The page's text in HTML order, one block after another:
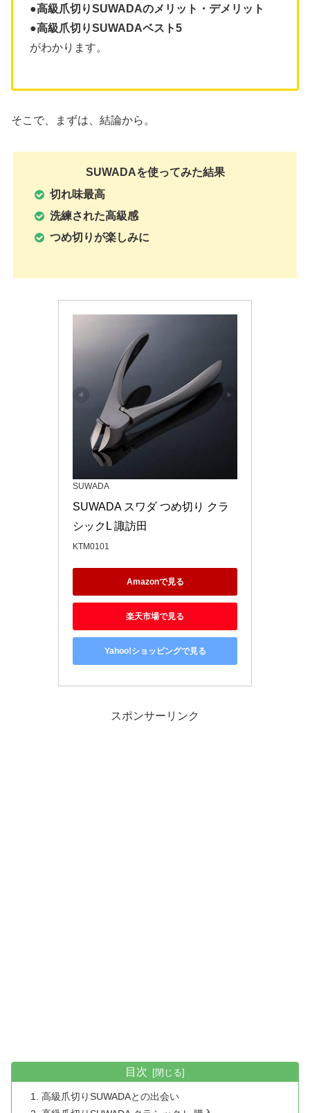
●高級爪切りSUWADAのメリット・デメリット
●高級爪切りSUWADAベスト5
がわかります。
そこで、まずは、結論から。
SUWADAを使ってみた結果
切れ味最高
洗練された高級感
つめ切りが楽しみに
SUWADA
SUWADA スワダ つめ切り クラ
シックL 諏訪田
KTM0101
Amazonで見る
楽天市場で見る
Yahoo!ショッピングで見る
スポンサーリンク
目次
高級爪切りSUWADAとの出会い